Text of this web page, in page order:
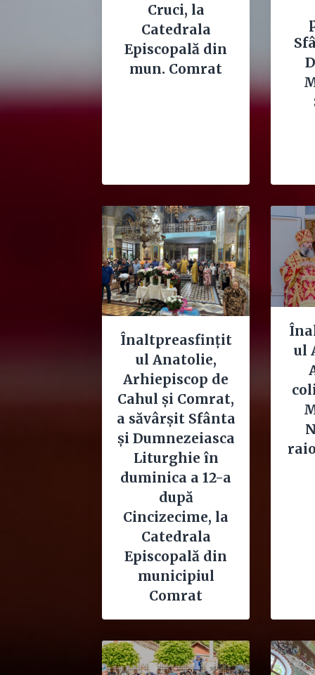
Cruci, la
Catedrala
Episcopală din
mun. Comrat
Înaltpreasfințit
ul Anatolie,
Arhiepiscop de
Cahul și Comrat,
a săvârșit Sfânta
și Dumnezeiasca
Liturghie în
duminica a 12-a
după
Cincizecime, la
Catedrala
Episcopală din
municipiul
Comrat
ul